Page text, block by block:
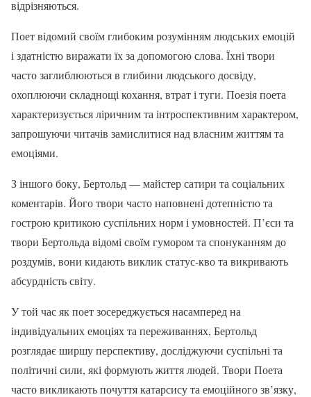
відрізняються.
Поет відомий своїм глибоким розумінням людських емоцій
і здатністю виражати їх за допомогою слова. Їхні твори
часто заглиблюються в глибини людського досвіду,
охоплюючи складнощі кохання, втрат і туги. Поезія поета
характеризується ліричним та інтроспективним характером,
запрошуючи читачів замислитися над власним життям та
емоціями.
З іншого боку, Бертольд — майстер сатири та соціальних
коментарів. Його твори часто наповнені дотепністю та
гострою критикою суспільних норм і умовностей. П’єси та
твори Бертольда відомі своїм гумором та спонуканням до
роздумів, вони кидають виклик статус-кво та викривають
абсурдність світу.
У той час як поет зосереджується насамперед на
індивідуальних емоціях та переживаннях, Бертольд
розглядає ширшу перспективу, досліджуючи суспільні та
політичні сили, які формують життя людей. Твори Поета
часто викликають почуття катарсису та емоційного зв’язку,